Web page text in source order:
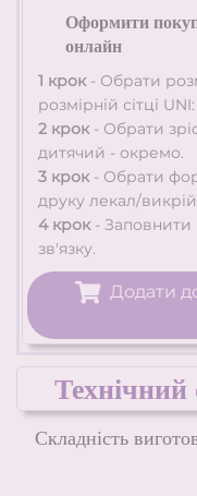
Оформити
онлайн
1 крок - Обрати
розмірній сітці UNI:
2 крок - Обрати
дитячий - окремо.
3 крок - Обрати
друку лекал/
4 крок - Заповнити
зв'язку.
Додати
Технічний
Складність